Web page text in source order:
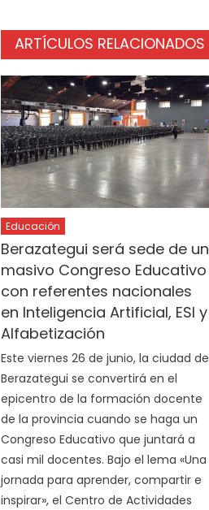
ARTÍCULOS RELACIONADOS
Educación
Berazategui será sede de un
masivo Congreso Educativo
con referentes nacionales
en Inteligencia Artificial, ESI y
Alfabetización
Este viernes 26 de junio, la ciudad de
Berazategui se convertirá en el
epicentro de la formación docente
de la provincia cuando se haga un
Congreso Educativo que juntará a
casi mil docentes. Bajo el lema «Una
jornada para aprender, compartir e
inspirar», el Centro de Actividades